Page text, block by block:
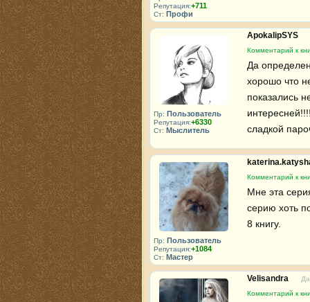
Репутация:+711
Ст: Профи
Пр: Пользователь
Репутация:+6330
Ст: Мыслитель
ApokalipSYS
Комментарий к
Да
хорошо что
показались
сладкой
Пр: Пользователь
Репутация:+1084
Ст: Мастер
Комментарий к
Мне эта
серию хоть
8 книгу.
Velisandra
Комментарий к